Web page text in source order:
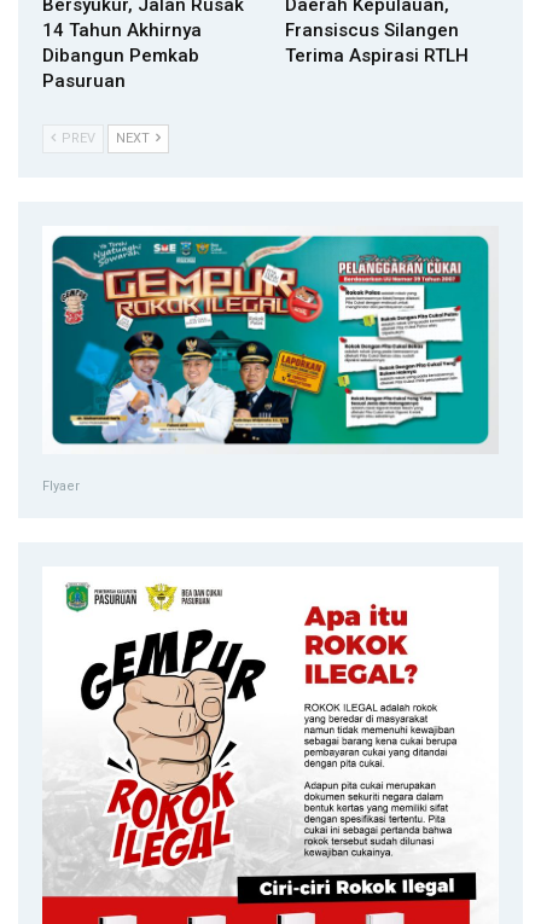
Bersyukur, Jalan Rusak
14 Tahun Akhirnya
Dibangun Pemkab
Pasuruan
Daerah Kepulauan,
Fransiscus Silangen
Terima Aspirasi RTLH
PREV NEXT
Flyaer